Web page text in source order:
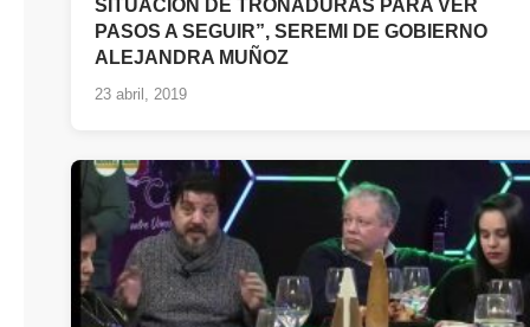
SITUACIÓN DE TRONADURAS PARA VER
PASOS A SEGUIR”, SEREMI DE GOBIERNO
ALEJANDRA MUÑOZ
23 abril, 2019